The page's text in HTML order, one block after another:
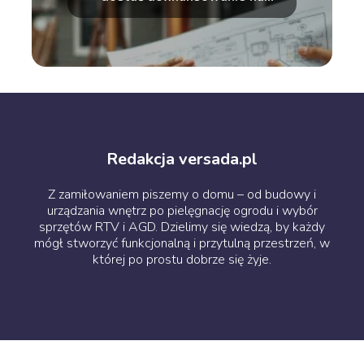
ocieplenie domu?
Redakcja versada.pl
Z zamiłowaniem piszemy o domu – od budowy i
urządzania wnętrz po pielęgnację ogrodu i wybór
sprzętów RTV i AGD. Dzielimy się wiedzą, by każdy
mógł stworzyć funkcjonalną i przytulną przestrzeń, w
której po prostu dobrze się żyje.